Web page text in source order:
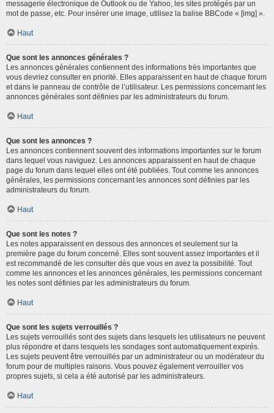
messagerie électronique de Outlook ou de Yahoo, les sites protégés par un
mot de passe, etc. Pour insérer une image, utilisez la balise BBCode « [img] ».
Haut
Que sont les annonces générales ?
Les annonces générales contiennent des informations très importantes que
vous devriez consulter en priorité. Elles apparaissent en haut de chaque forum
et dans le panneau de contrôle de l’utilisateur. Les permissions concernant les
annonces générales sont définies par les administrateurs du forum.
Haut
Que sont les annonces ?
Les annonces contiennent souvent des informations importantes sur le forum
dans lequel vous naviguez. Les annonces apparaissent en haut de chaque
page du forum dans lequel elles ont été publiées. Tout comme les annonces
générales, les permissions concernant les annonces sont définies par les
administrateurs du forum.
Haut
Que sont les notes ?
Les notes apparaissent en dessous des annonces et seulement sur la
première page du forum concerné. Elles sont souvent assez importantes et il
est recommandé de les consulter dès que vous en avez la possibilité. Tout
comme les annonces et les annonces générales, les permissions concernant
les notes sont définies par les administrateurs du forum.
Haut
Que sont les sujets verrouillés ?
Les sujets verrouillés sont des sujets dans lesquels les utilisateurs ne peuvent
plus répondre et dans lesquels les sondages sont automatiquement expirés.
Les sujets peuvent être verrouillés par un administrateur ou un modérateur du
forum pour de multiples raisons. Vous pouvez également verrouiller vos
propres sujets, si cela a été autorisé par les administrateurs.
Haut